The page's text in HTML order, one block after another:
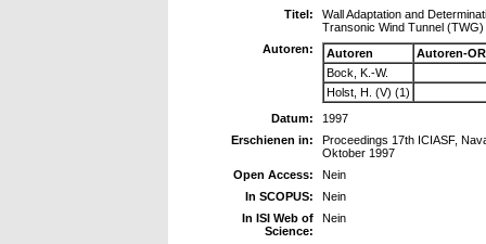
Titel:
Wall Adaptation and
Transonic Wind Tunnel (TWG)
Autoren:
Autoren
Autoren-
Bock, K.-W.
Holst, H. (V) (1)
Datum:
1997
Erschienen in:
Proceedings 17th ICIASF,
Oktober 1997
Open Access:
Nein
In SCOPUS:
Nein
In ISI Web of
Science:
Nein